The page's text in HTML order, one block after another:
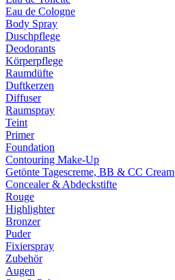
Eau de Cologne
Body Spray
Duschpflege
Deodorants
Körperpflege
Raumdüfte
Duftkerzen
Diffuser
Raumspray
Teint
Primer
Foundation
Contouring Make-Up
Getönte Tagescreme, BB & CC Cream
Concealer & Abdeckstifte
Rouge
Highlighter
Bronzer
Puder
Fixierspray
Zubehör
Augen